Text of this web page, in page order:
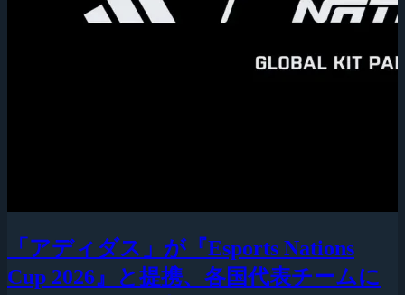
「アディダス」が『Esports Nations
Cup 2026』と提携、各国代表チームに